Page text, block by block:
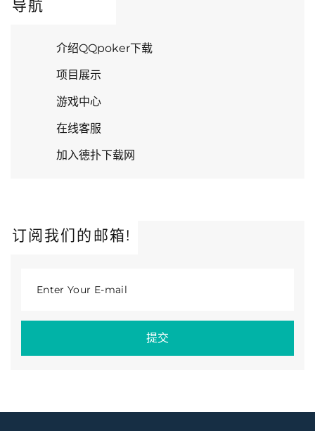
导航
介绍QQpoker下载
项目展示
游戏中心
在线客服
加入德扑下载网
订阅我们的邮箱!
Enter Your E-mail
提交